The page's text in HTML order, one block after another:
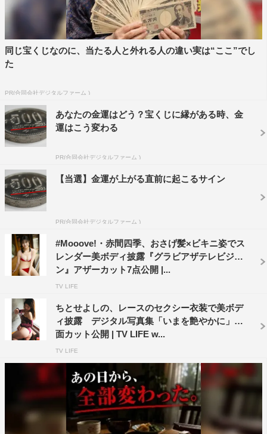
同じ宝くじなのに、当たる人と外れる人の違い実は“ここ”でし
た
PR(合同会社デジタルファーム )
あなたの金運はどう？宝くじに縁がある時、金
運はこう変わる
PR(合同会社デジタルファーム )
【当選】金運が上がる直前に起こるサイン
PR(合同会社デジタルファーム )
#Mooove!・赤間四季、おさげ髪×ビキニ姿でス
レンダー美ボディ披露『グラビアザテレビジョ
ン』アザーカット7点公開 |...
TV LIFE
ちとせよしの、レースのセクシー衣装で美ボデ
ィ披露 デジタル写真集「いまを艶やかに」誌
面カット公開 | TV LIFE w...
TV LIFE